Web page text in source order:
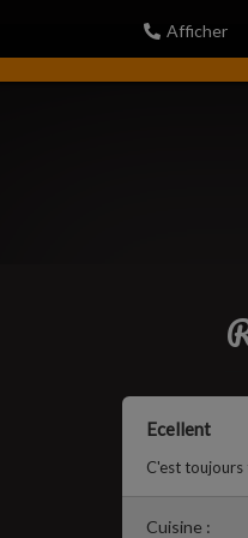
Afficher
Ecellent
C'est toujours
Cuisine :